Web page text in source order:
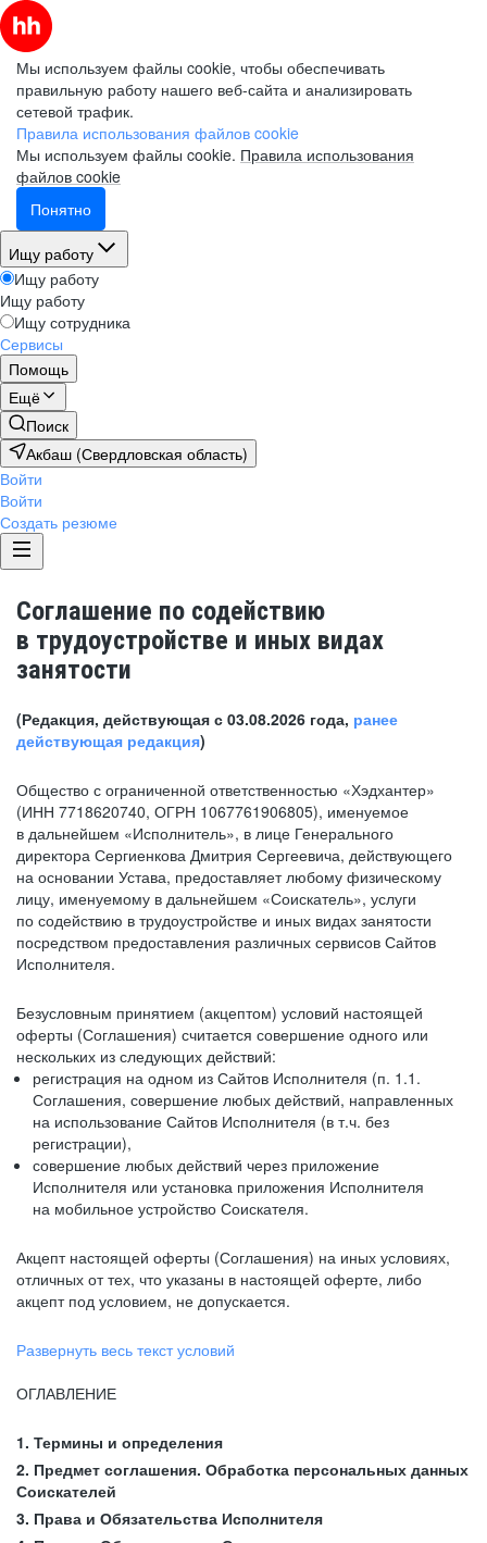
Мы используем файлы cookie, чтобы обеспечивать
правильную работу нашего веб-сайта и анализировать
сетевой трафик.
Правила использования файлов cookie
Мы используем файлы cookie. Правила использования
файлов cookie
Понятно
Ищу работу
Ищу работу
Ищу работу
Ищу сотрудника
Сервисы
Помощь
Ещё
Поиск
Акбаш (Свердловская область)
Войти
Войти
Создать резюме
Соглашение по содействию
в трудоустройстве и иных видах
занятости
(Редакция, действующая с 03.08.2026 года, ранее
действующая редакция)
Общество с ограниченной ответственностью «Хэдхантер»
(ИНН 7718620740, ОГРН 1067761906805), именуемое
в дальнейшем «Исполнитель», в лице Генерального
директора Сергиенкова Дмитрия Сергеевича, действующего
на основании Устава, предоставляет любому физическому
лицу, именуемому в дальнейшем «Соискатель», услуги
по содействию в трудоустройстве и иных видах занятости
посредством предоставления различных сервисов Сайтов
Исполнителя.
Безусловным принятием (акцептом) условий настоящей
оферты (Соглашения) считается совершение одного или
нескольких из следующих действий:
регистрация на одном из Сайтов Исполнителя (п. 1.1.
Соглашения, совершение любых действий, направленных
на использование Сайтов Исполнителя (в т.ч. без
регистрации),
совершение любых действий через приложение
Исполнителя или установка приложения Исполнителя
на мобильное устройство Соискателя.
Акцепт настоящей оферты (Соглашения) на иных условиях,
отличных от тех, что указаны в настоящей оферте, либо
акцепт под условием, не допускается.
Развернуть весь текст условий
ОГЛАВЛЕНИЕ
1. Термины и определения
2. Предмет соглашения. Обработка персональных данных
Соискателей
3. Права и Обязательства Исполнителя